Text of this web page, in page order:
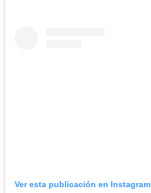
Ver esta publicación en Instagram